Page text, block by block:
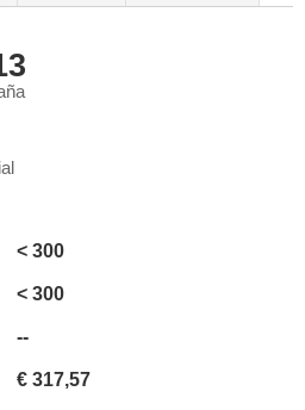
< 300
< 300
--
€ 317,57